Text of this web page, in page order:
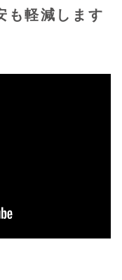
も軽減します